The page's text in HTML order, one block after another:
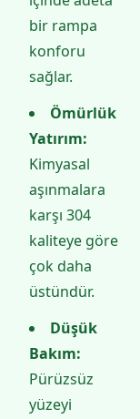
bir rampa
konforu
sağlar.
Ömürlük
Yatırım:
Kimyasal
aşınmalara
karşı 304
kaliteye göre
çok daha
üstündür.
Düşük
Bakım:
Pürüzsüz
yüzeyi